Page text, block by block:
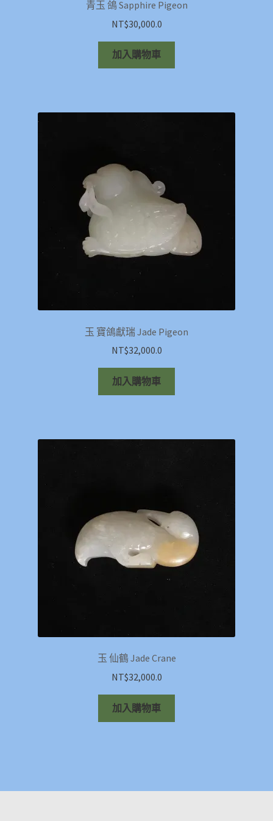
青玉 鴿 Sapphire Pigeon
NT$30,000.0
加入購物車
玉 寶鴿獻瑞 Jade Pigeon
NT$32,000.0
加入購物車
玉 仙鶴 Jade Crane
NT$32,000.0
加入購物車